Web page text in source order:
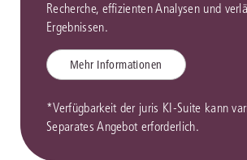
Recherche, effizienten Analysen und
Ergebnissen.
Mehr Informationen
*Verfügbarkeit der juris KI-Suite kann
Separates Angebot erforderlich.